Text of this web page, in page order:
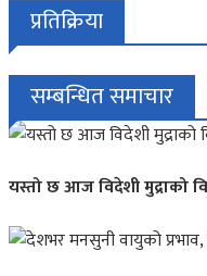
प्रतिक्रिया
सम्बन्धित समाचार
यस्तो छ आज विदेशी मुद्राको